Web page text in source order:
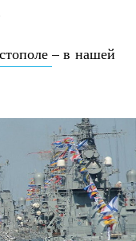
– в нашей